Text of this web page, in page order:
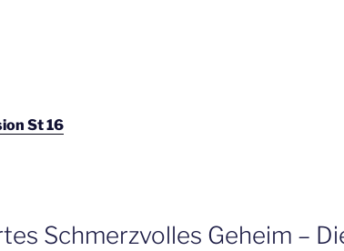
St 16
Schmerzvolles Geheim –